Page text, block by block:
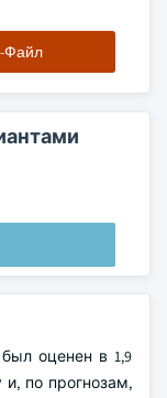
Файл
оценен в 1,9
по прогнозам,